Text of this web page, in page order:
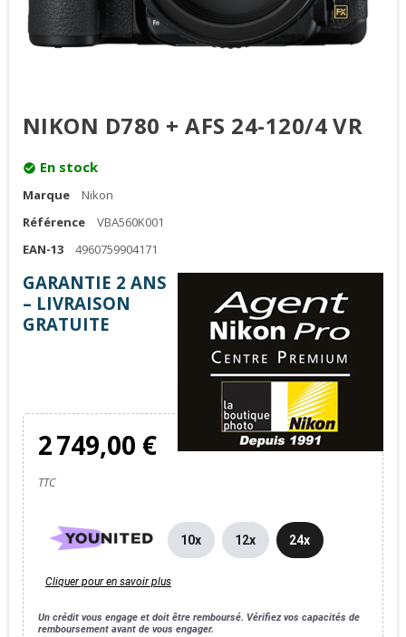
NIKON D780 + AFS 24-120/4 VR
check_circle En stock
Marque
Nikon
Référence
VBA560K001
EAN-13
4960759904171
GARANTIE 2 ANS
– LIVRAISON
GRATUITE
2 749,00 €
TTC
10x 12x 24x
Cliquer pour en savoir plus
Un crédit vous engage et doit être remboursé. Vérifiez vos capacités de
remboursement avant de vous engager.